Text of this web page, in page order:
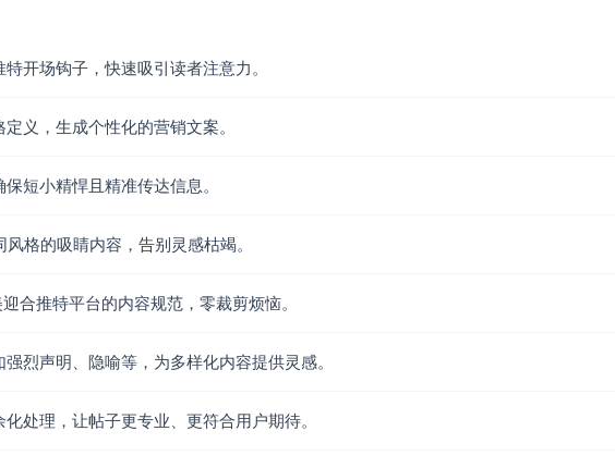
开场钩子，快速吸引读者注意力。
义，生成个性化的营销文案。
短小精悍且精准传达信息。
格的吸睛内容，告别灵感枯竭。
合推特平台的内容规范，零裁剪烦恼。
烈声明、隐喻等，为多样化内容提供灵感。
处理，让帖子更专业、更符合用户期待。